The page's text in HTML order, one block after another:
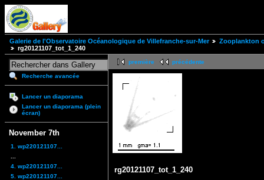
Galerie de l'Observatoire Océanologique de Villefranche-sur-Mer
Zooplankton
rg20121107_tot_1_240
Recherche avancée
Lancer un diaporama
Lancer un diaporama (plein
écran)
November 7th
1. wp220121107...
4. wp220121107...
5. wp220121107...
première précédente
rg20121107_tot_1_240